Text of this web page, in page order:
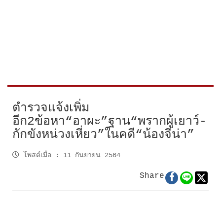
ตำรวจแจ้งเพิ่ม
อีก2ข้อหา“อาผะ”ฐาน“พรากผู้เยาว์-
กักขังหน่วงเหี่ยว”ในคดี“น้องจีน่า”
โพสต์เมื่อ : 11 กันยายน 2564
Share